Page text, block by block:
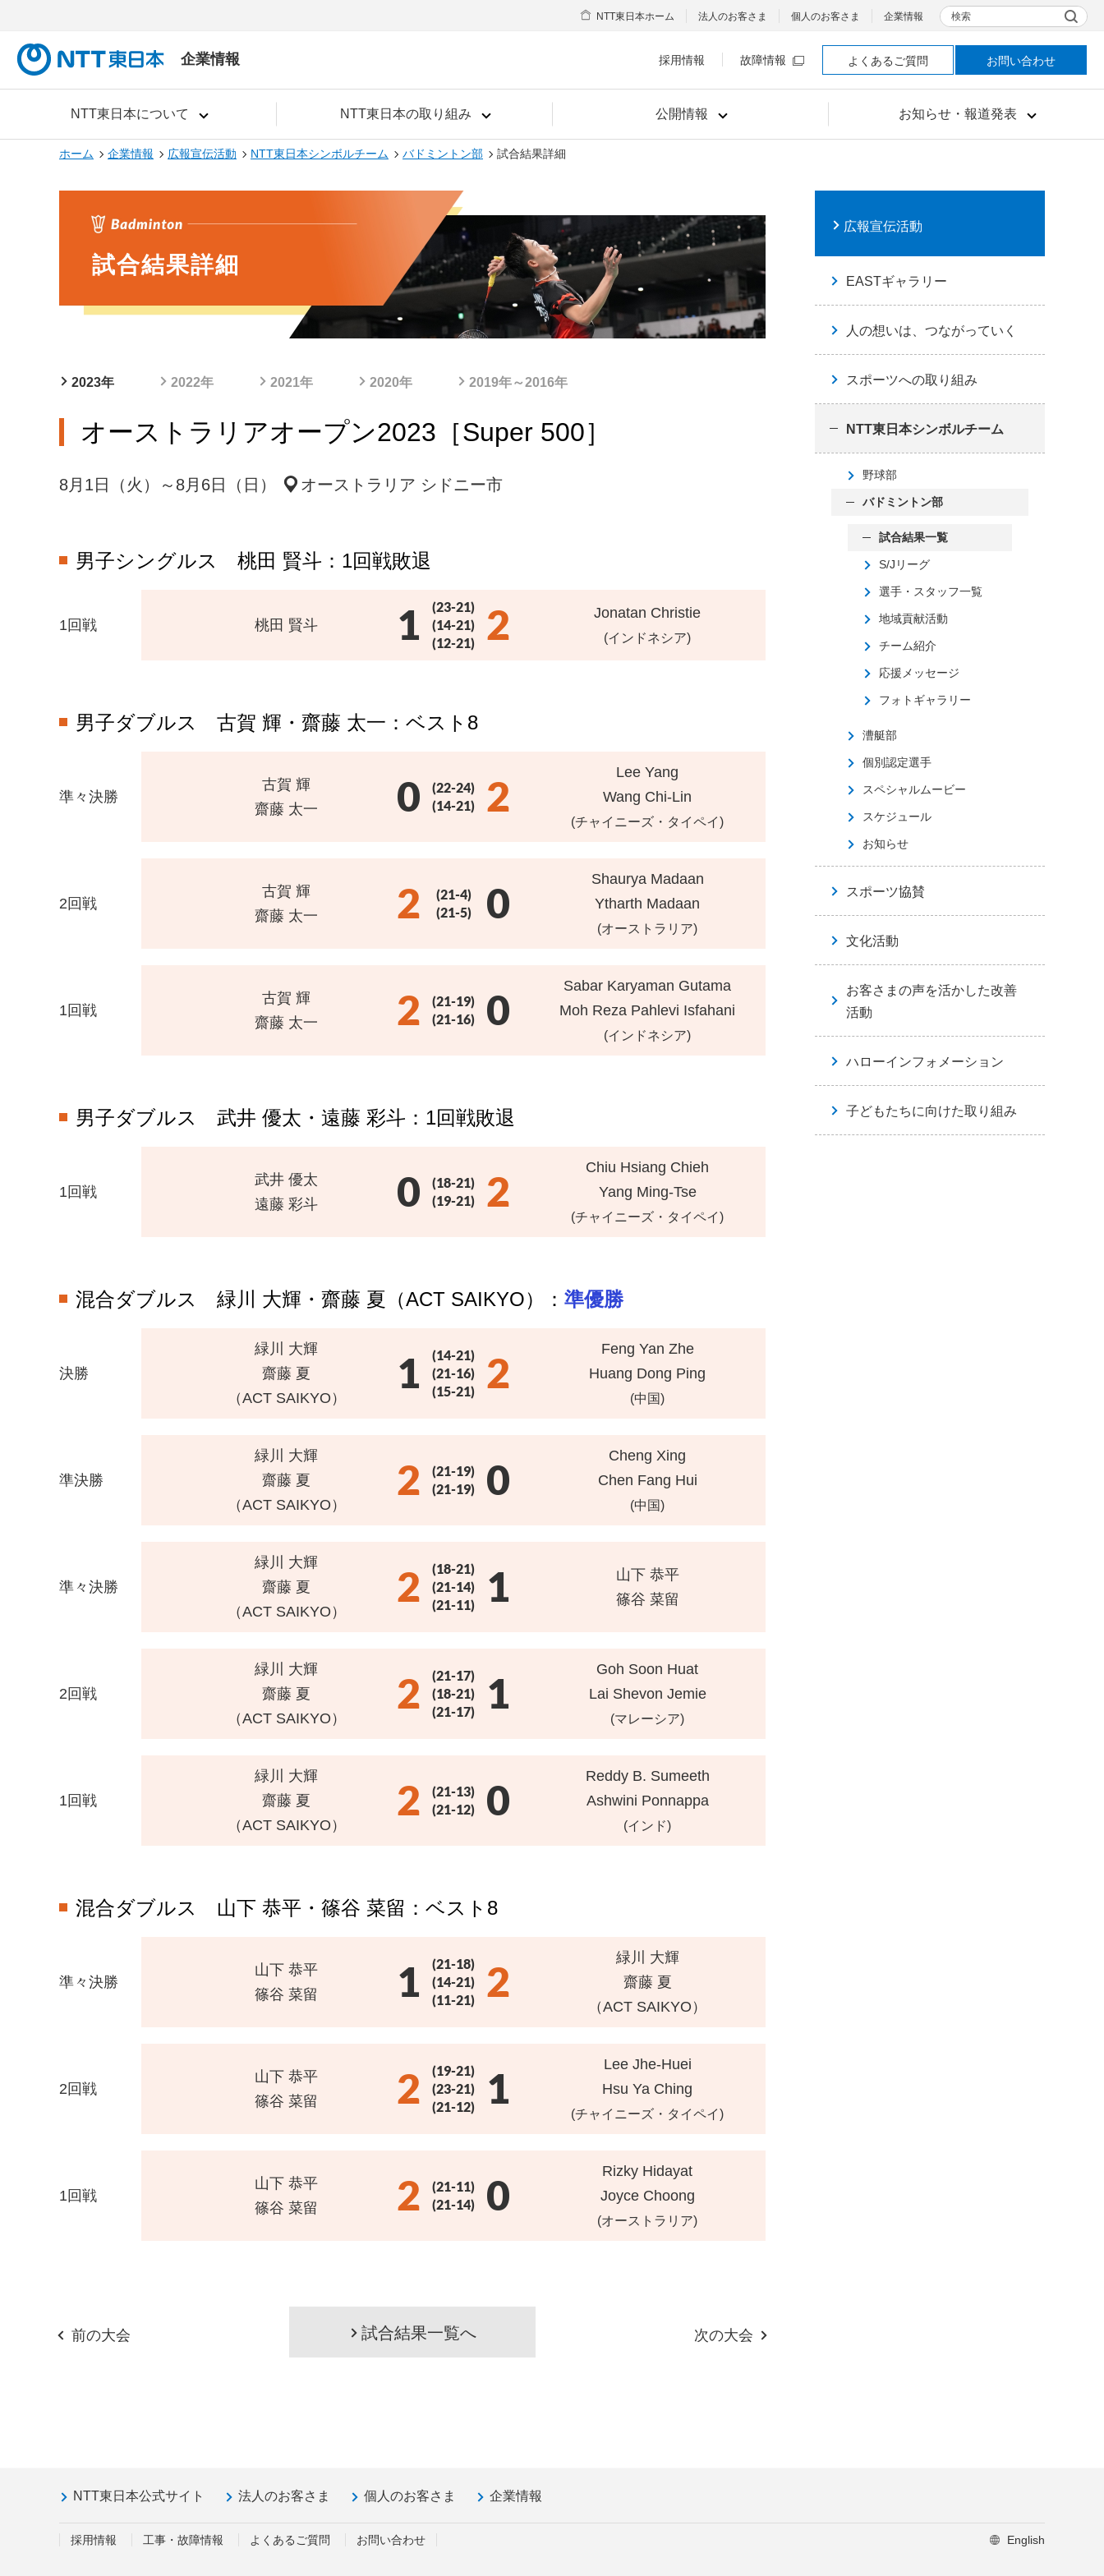
企業情報
NTT東日本について NTT東日本の取り組み 公開情報 お知らせ・報道発表
NTT東日本ホーム 法人のお客さま 個人のお客さま 企業情報 検索
採用情報 故障情報 よくあるご質問 お問い合わせ
ホーム 企業情報 広報宣伝活動 NTT東日本シンボルチーム バドミントン部 試合結果詳細
試合結果詳細
2023年 2022年 2021年 2020年 2019年～2016年
オーストラリアオープン2023［Super 500］
8月1日（火）～8月6日（日） オーストラリア シドニー市
男子シングルス 桃田 賢斗：1回戦敗退
1回戦 桃田 賢斗 1
(23-21)
(14-21)
(12-21)
2 Jonatan Christie
(インドネシア)
男子ダブルス 古賀 輝・齋藤 太一：ベスト8
準々決勝
古賀 輝
齋藤 太一
0
(22-24)
(14-21)
2
Lee Yang
Wang Chi-Lin
(チャイニーズ・タイペイ)
2回戦
古賀 輝
齋藤 太一
2
(21-4)
(21-5)
0
Shaurya Madaan
Ytharth Madaan
(オーストラリア)
1回戦
古賀 輝
齋藤 太一
2
(21-19)
(21-16)
0
Sabar Karyaman Gutama
Moh Reza Pahlevi Isfahani
(インドネシア)
男子ダブルス 武井 優太・遠藤 彩斗：1回戦敗退
1回戦
武井 優太
遠藤 彩斗
0
(18-21)
(19-21)
2
Chiu Hsiang Chieh
Yang Ming-Tse
(チャイニーズ・タイペイ)
混合ダブルス 緑川 大輝・齋藤 夏（ACT SAIKYO）： 準優勝
決勝
緑川 大輝
齋藤 夏
（ACT SAIKYO）
1
(14-21)
(21-16)
(15-21)
2
Feng Yan Zhe
Huang Dong Ping
(中国)
準決勝
緑川 大輝
齋藤 夏
（ACT SAIKYO）
2
(21-19)
(21-19)
0
Cheng Xing
Chen Fang Hui
(中国)
準々決勝
緑川 大輝
齋藤 夏
（ACT SAIKYO）
2
(18-21)
(21-14)
(21-11)
1
山下 恭平
篠谷 菜留
2回戦
緑川 大輝
齋藤 夏
（ACT SAIKYO）
2
(21-17)
(18-21)
(21-17)
1
Goh Soon Huat
Lai Shevon Jemie
(マレーシア)
1回戦
緑川 大輝
齋藤 夏
（ACT SAIKYO）
2
(21-13)
(21-12)
0
Reddy B. Sumeeth
Ashwini Ponnappa
(インド)
混合ダブルス 山下 恭平・篠谷 菜留：ベスト8
準々決勝
山下 恭平
篠谷 菜留
1
(21-18)
(14-21)
(11-21)
2
緑川 大輝
齋藤 夏
（ACT SAIKYO）
2回戦
山下 恭平
篠谷 菜留
2
(19-21)
(23-21)
(21-12)
1
Lee Jhe-Huei
Hsu Ya Ching
(チャイニーズ・タイペイ)
1回戦
山下 恭平
篠谷 菜留
2
(21-11)
(21-14)
0
Rizky Hidayat
Joyce Choong
(オーストラリア)
前の大会 次の大会
試合結果一覧へ
広報宣伝活動
EASTギャラリー
人の想いは、つながっていく
スポーツへの取り組み
NTT東日本シンボルチーム
野球部
バドミントン部
試合結果一覧
S/Jリーグ
選手・スタッフ一覧
地域貢献活動
チーム紹介
応援メッセージ
フォトギャラリー
漕艇部
個別認定選手
スペシャルムービー
スケジュール
お知らせ
スポーツ協賛
文化活動
お客さまの声を活かした改善
活動
ハローインフォメーション
子どもたちに向けた取り組み
NTT東日本公式サイト 法人のお客さま 個人のお客さま 企業情報
採用情報 工事・故障情報 よくあるご質問 お問い合わせ English